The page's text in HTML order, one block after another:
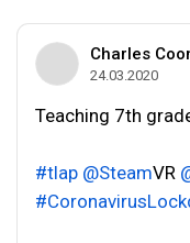
Charles
24.03.2020
Teaching 7th
#tlap @SteamVR